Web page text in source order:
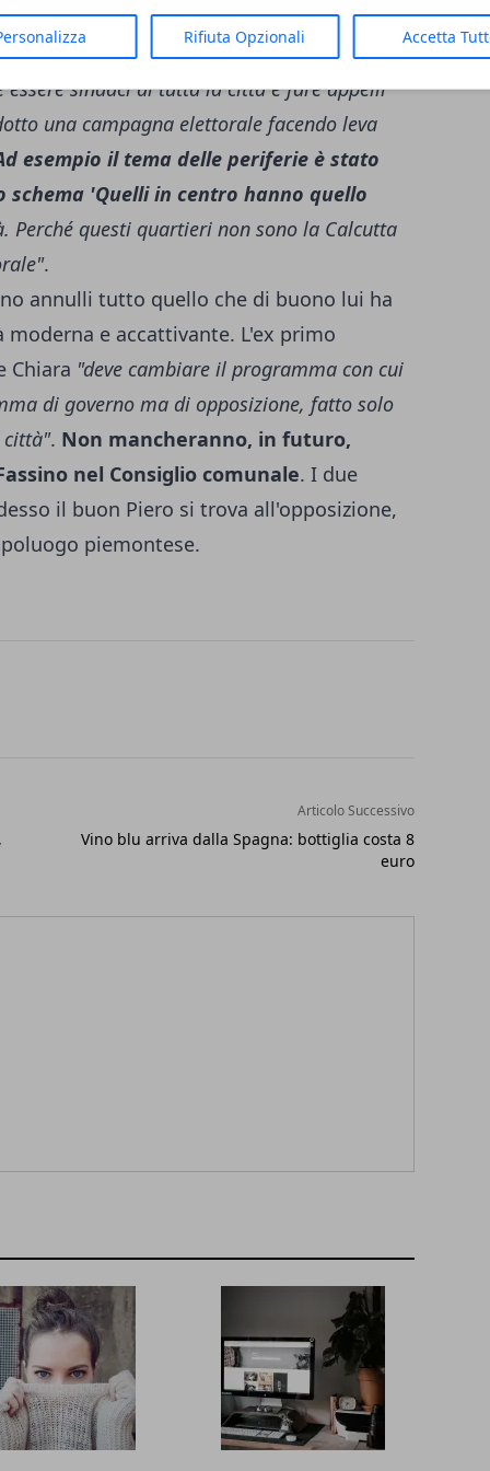
Rifiuta Opzionali Accetta
essere sindaci di tutta la città e fare appelli
una campagna elettorale facendo leva
esempio il tema delle periferie è stato
schema 'Quelli in centro hanno quello
Perché questi quartieri non sono la Calcutta
.
annulli tutto quello che di buono lui ha
e accattivante. L'ex primo
Chiara "deve cambiare il programma con cui
di governo ma di opposizione, fatto solo
città". Non mancheranno, in futuro,
nel Consiglio comunale. I due
il buon Piero si trova all'opposizione,
piemontese.
Articolo Successivo
Vino blu arriva dalla Spagna: bottiglia costa 8
euro